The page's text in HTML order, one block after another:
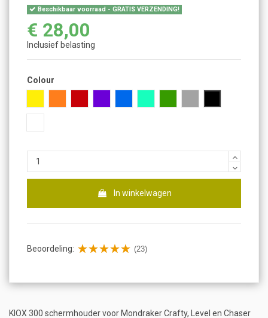
Beschikbaar voorraad - GRATIS VERZENDING!
€ 28,00
Inclusief belasting
Colour
In winkelwagen
Beoordeling: (23)
KIOX 300 schermhouder voor Mondraker Crafty, Level en Chaser